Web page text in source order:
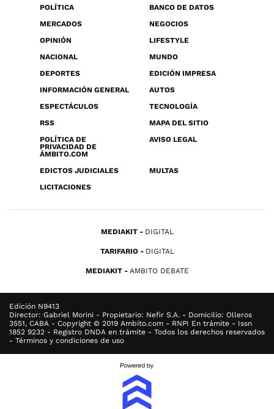
POLÍTICA
BANCO DE DATOS
MERCADOS
NEGOCIOS
OPINIÓN
LIFESTYLE
NACIONAL
MUNDO
DEPORTES
EDICIÓN IMPRESA
INFORMACIÓN GENERAL
AUTOS
ESPECTÁCULOS
TECNOLOGÍA
RSS
MAPA DEL SITIO
POLÍTICA DE
PRIVACIDAD DE
ÁMBITO.COM
AVISO LEGAL
EDICTOS JUDICIALES
MULTAS
LICITACIONES
MEDIAKIT DIGITAL
TARIFARIO DIGITAL
MEDIAKIT AMBITO DEBATE
Edición N9413
Director: Gabriel Morini - Propietario: Nefir S.A. - Domicilio: Olleros
3551, CABA - Copyright © 2019 Ambito.com - RNPI En trámite - Issn
1852 9232 - Registro DNDA en trámite - Todos los derechos reservados
- Términos y condiciones de uso